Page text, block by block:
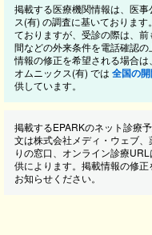
掲載する医療機関情報は、医
ス(有) の調査に基いておりま
ておりますが、受診の際は、
間などの外来条件を電話確認
情報の修正を希望される場合は
オムニックス(有) では 全国の
供しています。
掲載するEPARKのネット診療
文は株式会社メディ・ウェブ
りの窓口、オンライン診療
供によります。掲載情報の修
お知らせください。